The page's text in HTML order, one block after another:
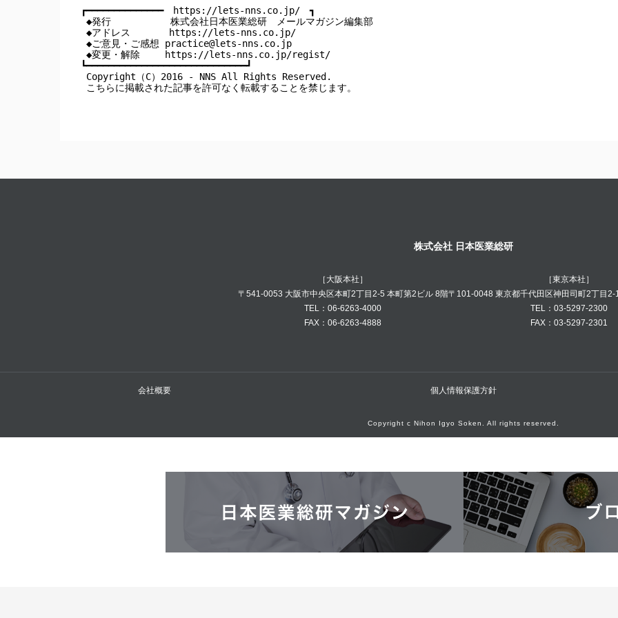
┏━━━━━━━━━━━━━━　https://lets-nns.co.jp/　┓
◆発行　         株式会社日本医業総研　メールマガジン編集部
◆アドレス       https://lets-nns.co.jp/
◆ご意見・ご感想 practice@lets-nns.co.jp
◆変更・解除　　 https://lets-nns.co.jp/regist/
┗━━━━━━━━━━━━━━━━━━━━━━━━━━━━━┛
Copyright（C）2016 - NNS All Rights Reserved.
こちらに掲載された記事を許可なく転載することを禁じます。
株式会社 日本医業総研
［大阪本社］
〒541-0053 大阪市中央区本町2丁目2-5 本町第2ビル 8階
TEL：06-6263-4000
FAX：06-6263-4888
［東京本社］
〒101-0048 東京都千代田区神田司町2丁目2-
TEL：03-5297-2300
FAX：03-5297-2301
会社概要 個人情報保護方針
Copyright c Nihon Igyo Soken. All rights reserved.